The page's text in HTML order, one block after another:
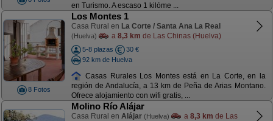
en Turismo. A escaso 1 kilóme ...
8 Fotos
Los Montes 1
Casa Rural en La Corte / Santa Ana La Real
(Huelva) a 8,3 km de Las Chinas (Huelva)
5-8 plazas
30 €
92 km de Huelva
Casas Rurales Los Montes está en La Corte, en la
región de Andalucía, a 13 km de Peña de Arias Montano.
Ofrece alojamiento con wifi gratis, ...
Molino Río Alájar
Casa Rural en Alájar (Huelva) a 8,3 km de Las